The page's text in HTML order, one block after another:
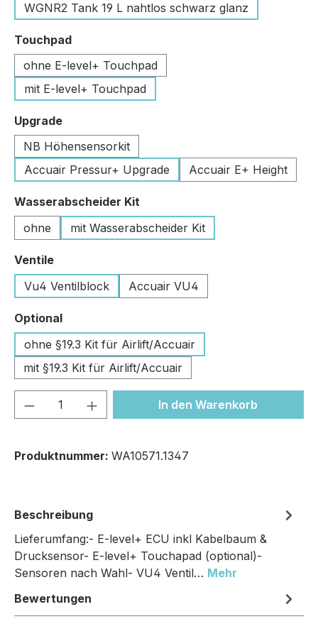
WGNR2 Tank 19 L nahtlos schwarz glanz
Touchpadauswählen
ohne E-level+ Touchpad
mit E-level+ Touchpad
Upgradeauswählen
NB Höhensensorkit
Accuair Pressur+ Upgrade
Accuair E+ Height
Wasserabscheider Kit
ohne
mit Wasserabscheider Kit
Ventileauswählen
Vu4 Ventilblock
Accuair VU4
Optionalauswählen
ohne §19.3 Kit für Airlift/Accuair
mit §19.3 Kit für Airlift/Accuair
Produkt Anzahl: Gib denIn den Warenkorb
Produktnummer: WA10571.1347
Beschreibung
Lieferumfang:- E-level+ ECU inkl Kabelbaum &
Drucksensor- E-level+ Touchapad (optional)-
Sensoren nach Wahl- VU4 Ventil… Mehr
Bewertungen